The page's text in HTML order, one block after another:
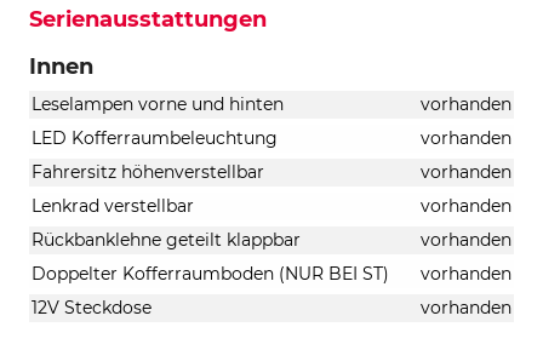
Serienausstattungen
Innen
Leselampen vorne und hinten
vorhanden
LED Kofferraumbeleuchtung
vorhanden
Fahrersitz höhenverstellbar
vorhanden
Lenkrad verstellbar
vorhanden
Rückbanklehne geteilt klappbar
vorhanden
Doppelter Kofferraumboden (NUR BEI ST)
vorhanden
12V Steckdose
vorhanden